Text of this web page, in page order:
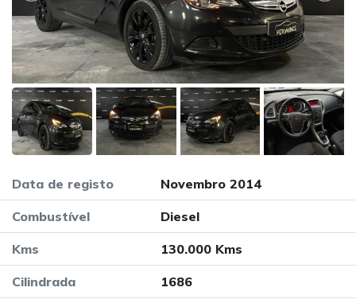
Data de registo Novembro 2014
Combustível Diesel
Kms 130.000 Kms
Cilindrada 1686